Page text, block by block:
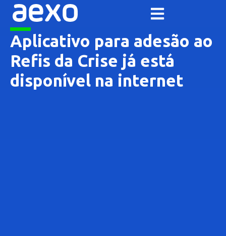
Aplicativo para adesão ao
Refis da Crise já está
disponível na internet